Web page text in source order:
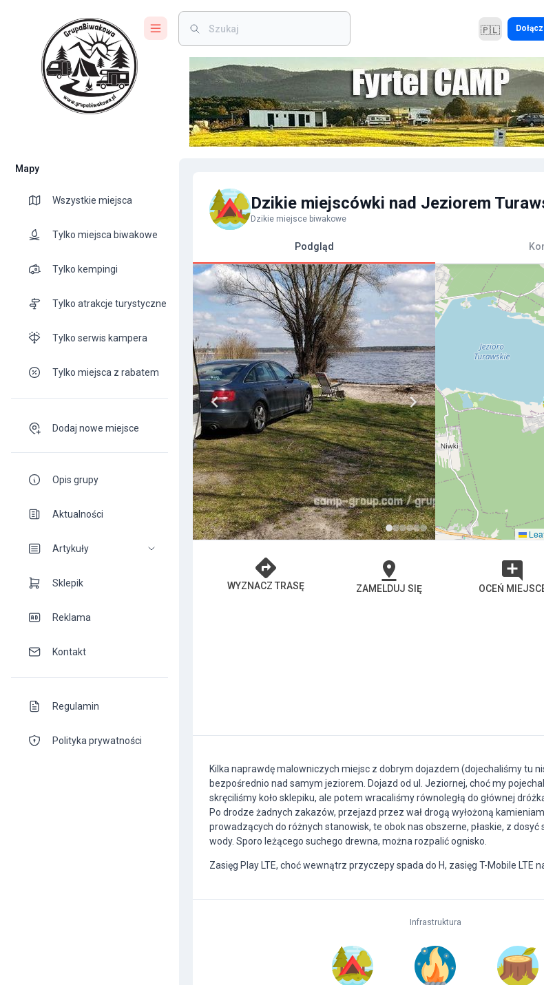
🇵🇱
Mapy
Wszystkie miejsca
Tylko miejsca biwakowe
Tylko kempingi
Tylko atrakcje turystyczne
Tylko serwis kampera
Tylko miejsca z rabatem
Dodaj nowe miejsce
Opis grupy
Aktualności
Artykuły
Sklepik
Reklama
Kontakt
Regulamin
Polityka prywatności
Dzikie miejscówki nad Jeziorem
Dzikie miejsce biwakowe
Podgląd
WYZNACZ TRASĘ ZAMELDUJ SIĘ OCEŃ
Kilka naprawdę malowniczych miejsc z dobrym dojazdem (dojechaliśmy tu
bezpośrednio nad samym jeziorem. Dojazd od ul. Jeziornej, choć my
skręciliśmy koło sklepiku, ale potem wracaliśmy równoległą do głównej
Po drodze żadnych zakazów, przejazd przez wał drogą wyłożoną
prowadzących do różnych stanowisk, te obok nas obszerne, płaskie, z
wody. Sporo leżącego suchego drewna, można rozpalić ognisko.
Zasięg Play LTE, choć wewnątrz przyczepy spada do H, zasięg T-Mobile LTE
Infrastruktura